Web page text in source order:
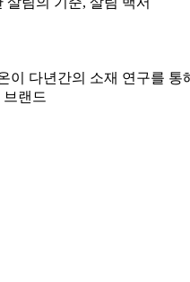
이 다년간의 소재 연구를 통
랜드